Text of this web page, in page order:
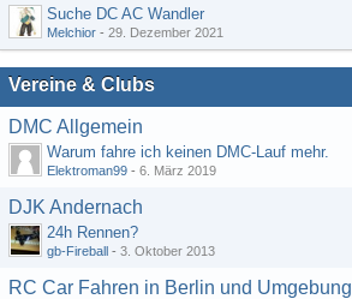
Suche DC AC Wandler
Melchior - 29. Dezember 2021
Vereine & Clubs
DMC Allgemein
Warum fahre ich keinen DMC-Lauf mehr.
Elektroman99 - 6. März 2019
DJK Andernach
24h Rennen?
gb-Fireball - 3. Oktober 2013
RC Car Fahren in Berlin und Umgebung